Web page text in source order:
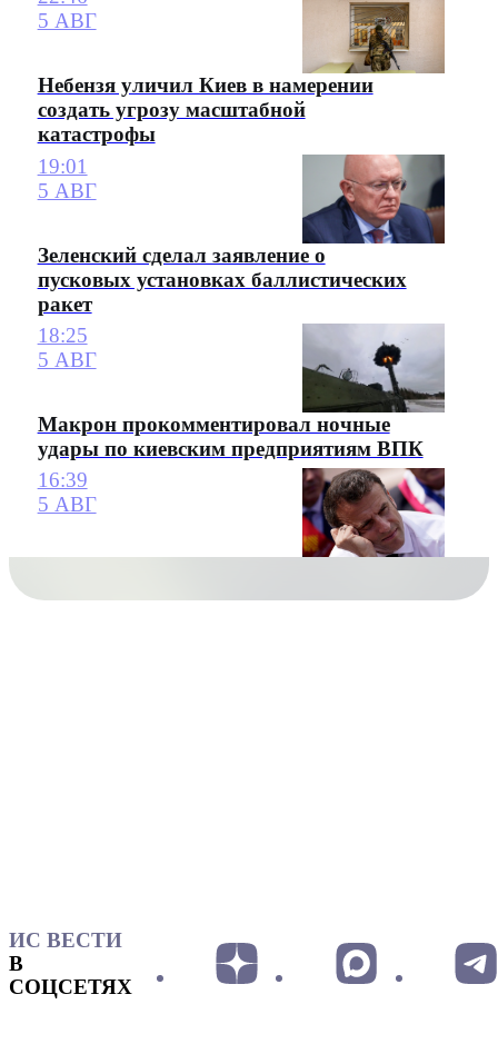
5 АВГ
Небензя уличил Киев в намерении
создать угрозу масштабной
катастрофы
19:01
5 АВГ
Зеленский сделал заявление о
пусковых установках баллистических
ракет
18:25
5 АВГ
Макрон прокомментировал ночные
удары по киевским предприятиям ВПК
16:39
5 АВГ
ИС ВЕСТИ
В
СОЦСЕТЯХ